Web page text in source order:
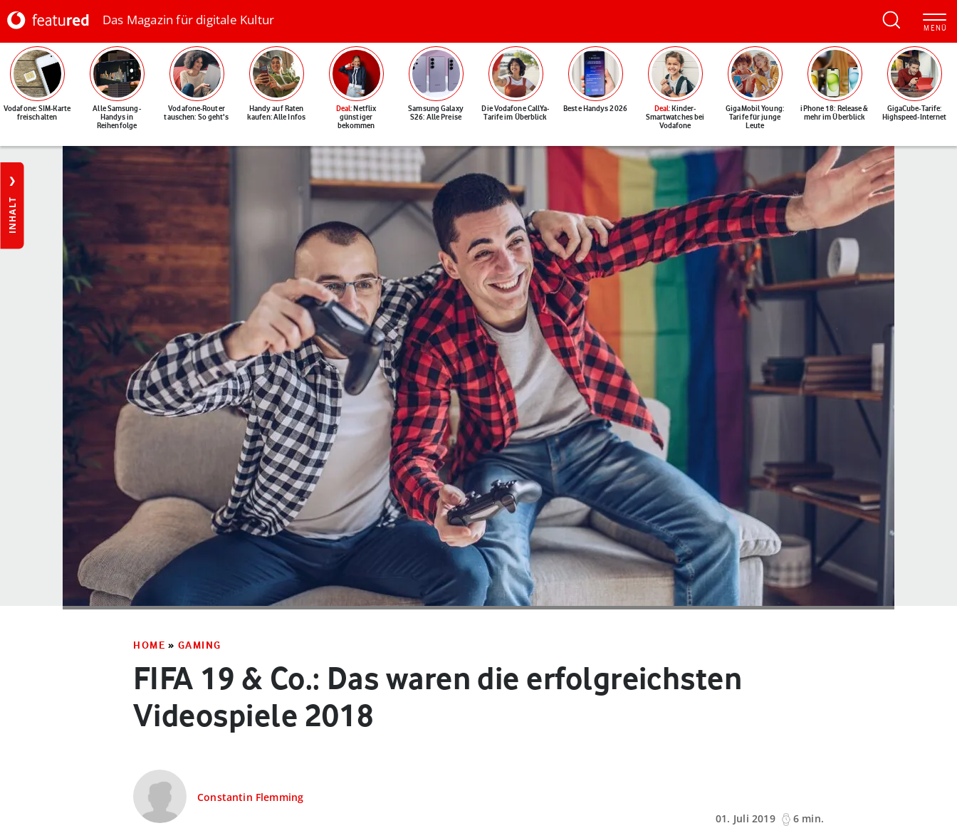
Das Magazin für digitale Kultur
Vodafone: SIM-Karte
freischalten
Alle Samsung-
Handys in
Reihenfolge
Vodafone-Router
tauschen: So geht's
Handy auf Raten
kaufen: Alle Infos
Deal: Netflix
günstiger
bekommen
Samsung Galaxy
S26: Alle Preise
Die Vodafone CallYa-
Tarife im Überblick
Beste Handys 2026 Deal: Kinder-
Smartwatches bei
Vodafone
GigaMobil Young:
Tarife für junge
Leute
iPhone 18: Release &
mehr im Überblick
GigaCube-Tarife:
Highspeed-Internet
INHALT
HOME » GAMING
FIFA 19 & Co.: Das waren die erfolgreichsten
Videospiele 2018
Constantin Flemming
01. Juli 2019
6 min.